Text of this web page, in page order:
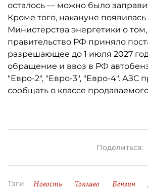
осталось ­— можно было
Кроме того, накануне
Министерства энергетики о том,
правительство РФ приняло
разрешающее до 1 июля 2027
обращение и ввоз в РФ
"Евро-2", "Евро-3", "Евро-4". АЗС
сообщать о классе
Поделиться:
Тэги: Новость Топливо Бензин